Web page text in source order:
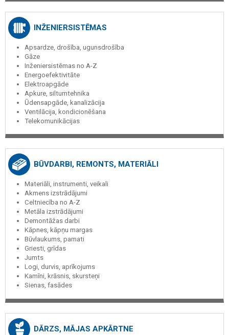
INŽENIERSISTĒMAS
Apsardze, drošība, ugunsdrošība
Gāze
Inženiersistēmas no A-Z
Energoefektivitāte
Elektroapgāde
Apkure, siltumtehnika
Ūdensapgāde, kanalizācija
Ventilācija, kondicionēšana
Telekomunikācijas
BŪVDARBI, REMONTS, MATERIĀLI
Materiāli, instrumenti, veikali
Akmens izstrādājumi
Celtniecība no A-Z
Metāla izstrādājumi
Demontāžas darbi
Kāpnes, kāpņu margas
Būvlaukums, pamati
Griesti, grīdas
Jumts
Logi, durvis, aprīkojums
Kamīni, krāsnis, skursteņi
Sienas, fasādes
DĀRZS, MĀJAS APKĀRTNE